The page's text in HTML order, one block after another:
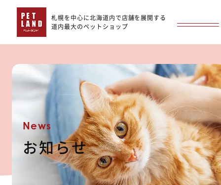
札幌を中心に北海道内で店舗を展開する
道内最大のペットショップ
News
お知らせ